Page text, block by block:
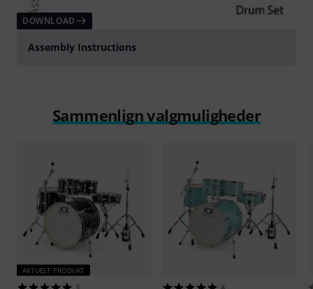
DOWNLOAD
Assembly Instructions
Sammenlign valgmuligheder
AKTUELT PRODUKT